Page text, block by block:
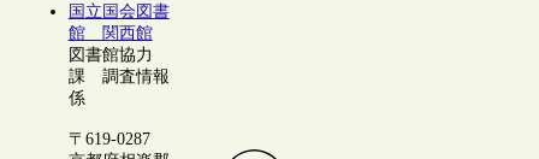
国立国会図書
館 関西館
図書館協力
課 調査情報
係
〒619-0287